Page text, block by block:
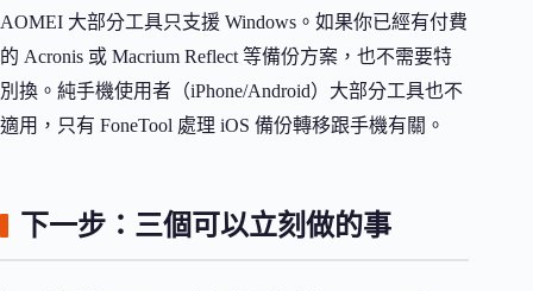
AOMEI 大部分工具只支援 Windows。如果你已經有付費
的 Acronis 或 Macrium Reflect 等備份方案，也不需要特
別換。純手機使用者（iPhone/Android）大部分工具也不
適用，只有 FoneTool 處理 iOS 備份轉移跟手機有關。
下一步：三個可以立刻做的事